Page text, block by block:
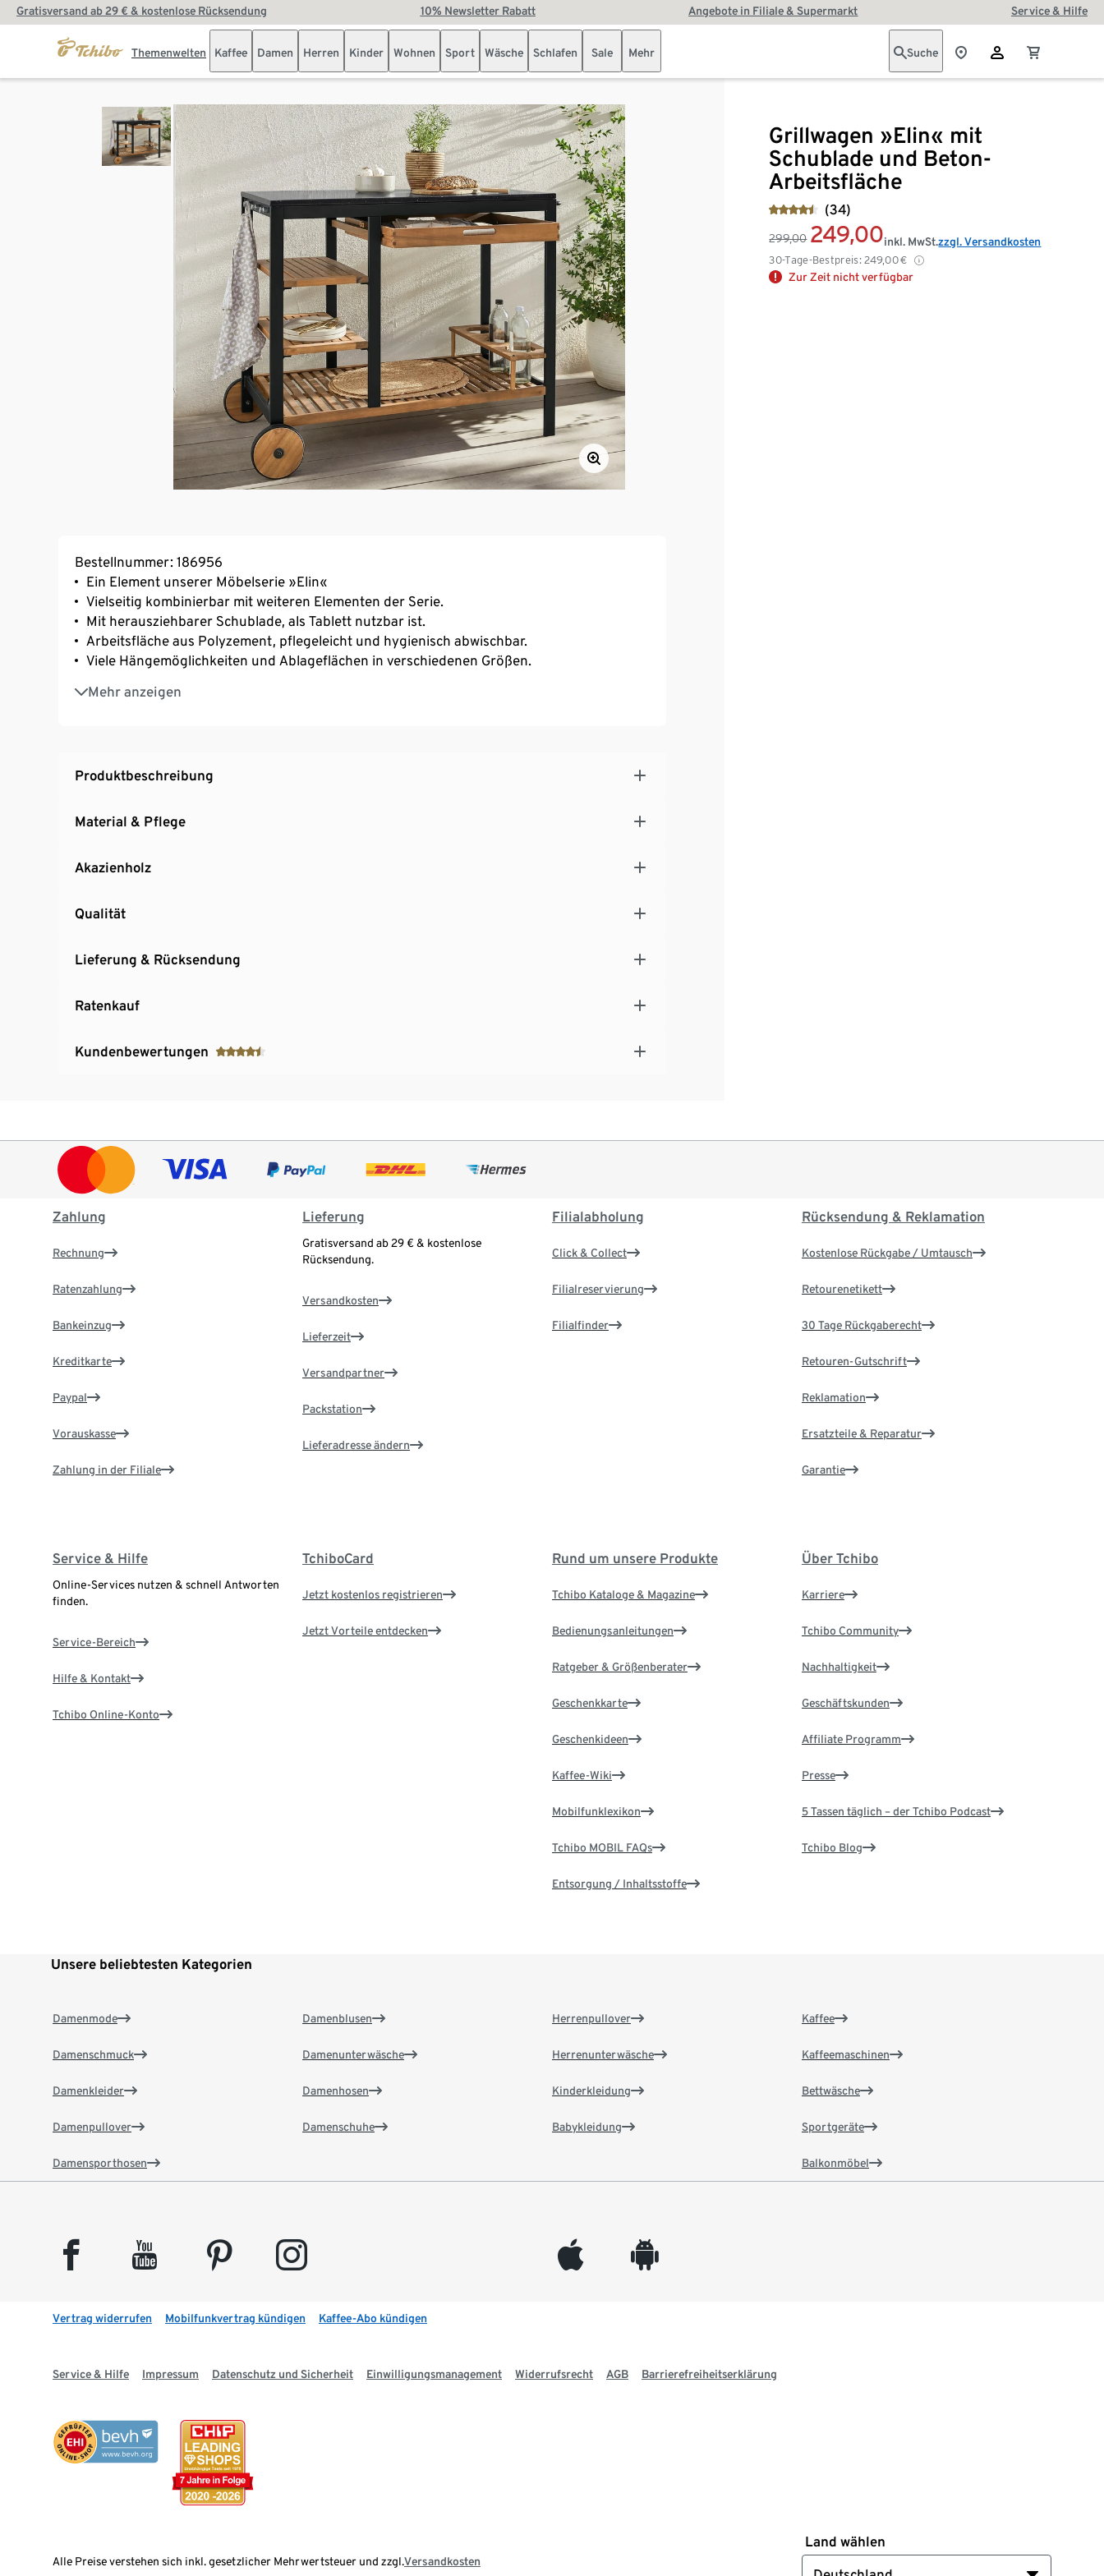
Gratisversand ab 29 € & kostenlose Rücksendung 10% Newsletter Rabatt Angebote in Filiale & Supermarkt Service & Hilfe
Themenwelten Kaffee Damen Herren Kinder Wohnen Sport Wäsche Schlafen Sale Mehr Suche
Grillwagen »Elin« mit
Schublade und Beton-
Arbeitsfläche
(34)
299,00 249,00
30-Tage-Bestpreis: 249,00€
inkl. MwSt.zzgl. Versandkosten
Zur Zeit nicht verfügbar
Bestellnummer: 186956
Ein Element unserer Möbelserie »Elin«
Vielseitig kombinierbar mit weiteren Elementen der Serie.
Mit herausziehbarer Schublade, als Tablett nutzbar ist.
Arbeitsfläche aus Polyzement, pflegeleicht und hygienisch abwischbar.
Viele Hängemöglichkeiten und Ablageflächen in verschiedenen Größen.
Mehr anzeigen
Mit zwei gummibeschichteten Rädern zum mühelosen Transport.
Inkl. Bodenschoner.
Produktbeschreibung
Material & Pflege
Akazienholz
Qualität
Lieferung & Rücksendung
Ratenkauf
Kundenbewertungen
Zahlung
Rechnung
Ratenzahlung
Bankeinzug
Kreditkarte
Paypal
Vorauskasse
Zahlung in der Filiale
Lieferung
Gratisversand ab 29 € & kostenlose
Rücksendung.
Versandkosten
Lieferzeit
Versandpartner
Packstation
Lieferadresse ändern
Filialabholung
Click & Collect
Filialreservierung
Filialfinder
Rücksendung & Reklamation
Kostenlose Rückgabe / Umtausch
Retourenetikett
30 Tage Rückgaberecht
Retouren-Gutschrift
Reklamation
Ersatzteile & Reparatur
Garantie
Service & Hilfe
Online-Services nutzen & schnell Antworten
finden.
Service-Bereich
Hilfe & Kontakt
Tchibo Online-Konto
TchiboCard
Jetzt kostenlos registrieren
Jetzt Vorteile entdecken
Rund um unsere Produkte
Tchibo Kataloge & Magazine
Bedienungsanleitungen
Ratgeber & Größenberater
Geschenkkarte
Geschenkideen
Kaffee-Wiki
Mobilfunklexikon
Tchibo MOBIL FAQs
Entsorgung / Inhaltsstoffe
Über Tchibo
Karriere
Tchibo Community
Nachhaltigkeit
Geschäftskunden
Affiliate Programm
Presse
5 Tassen täglich – der Tchibo Podcast
Tchibo Blog
Unsere beliebtesten Kategorien
Damenmode
Damenschmuck
Damenkleider
Damenpullover
Damensporthosen
Damenblusen
Damenunterwäsche
Damenhosen
Damenschuhe
Herrenpullover
Herrenunterwäsche
Kinderkleidung
Babykleidung
Kaffee
Kaffeemaschinen
Bettwäsche
Sportgeräte
Balkonmöbel
facebook youtube pinterest instagram appleinc android
Vertrag widerrufen Mobilfunkvertrag kündigen Kaffee-Abo kündigen
Service & Hilfe Impressum Datenschutz und Sicherheit Einwilligungsmanagement Widerrufsrecht AGB Barrierefreiheitserklärung
Alle Preise verstehen sich inkl. gesetzlicher Mehrwertsteuer und zzgl.Versandkosten
Land wählen